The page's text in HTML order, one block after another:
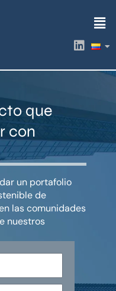
L
i
k
i
que
con
un portafolio
de
las comunidades
nuestros